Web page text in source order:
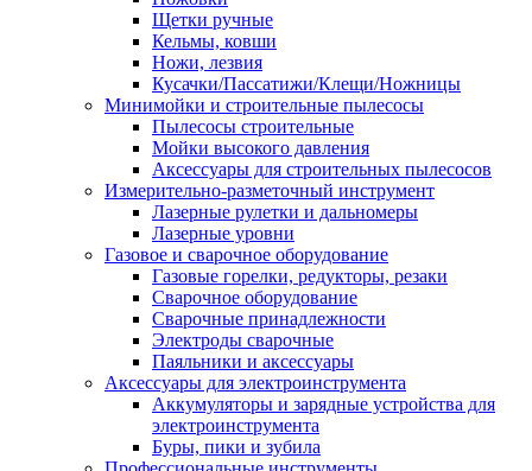
Щетки ручные
Кельмы, ковши
Ножи, лезвия
Кусачки/Пассатижи/Клещи/Ножницы
Минимойки и строительные пылесосы
Пылесосы строительные
Мойки высокого давления
Аксессуары для строительных пылесосов
Измерительно-разметочный инструмент
Лазерные рулетки и дальномеры
Лазерные уровни
Газовое и сварочное оборудование
Газовые горелки, редукторы, резаки
Сварочное оборудование
Сварочные принадлежности
Электроды сварочные
Паяльники и аксессуары
Аксессуары для электроинструмента
Аккумуляторы и зарядные устройства для
электроинструмента
Буры, пики и зубила